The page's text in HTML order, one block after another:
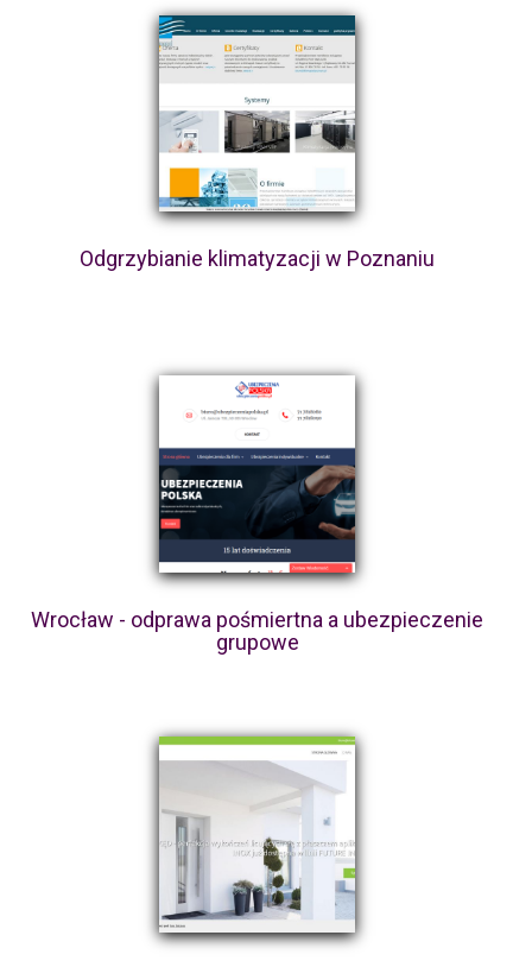
Odgrzybianie klimatyzacji w Poznaniu
Wrocław - odprawa pośmiertna a ubezpieczenie
grupowe